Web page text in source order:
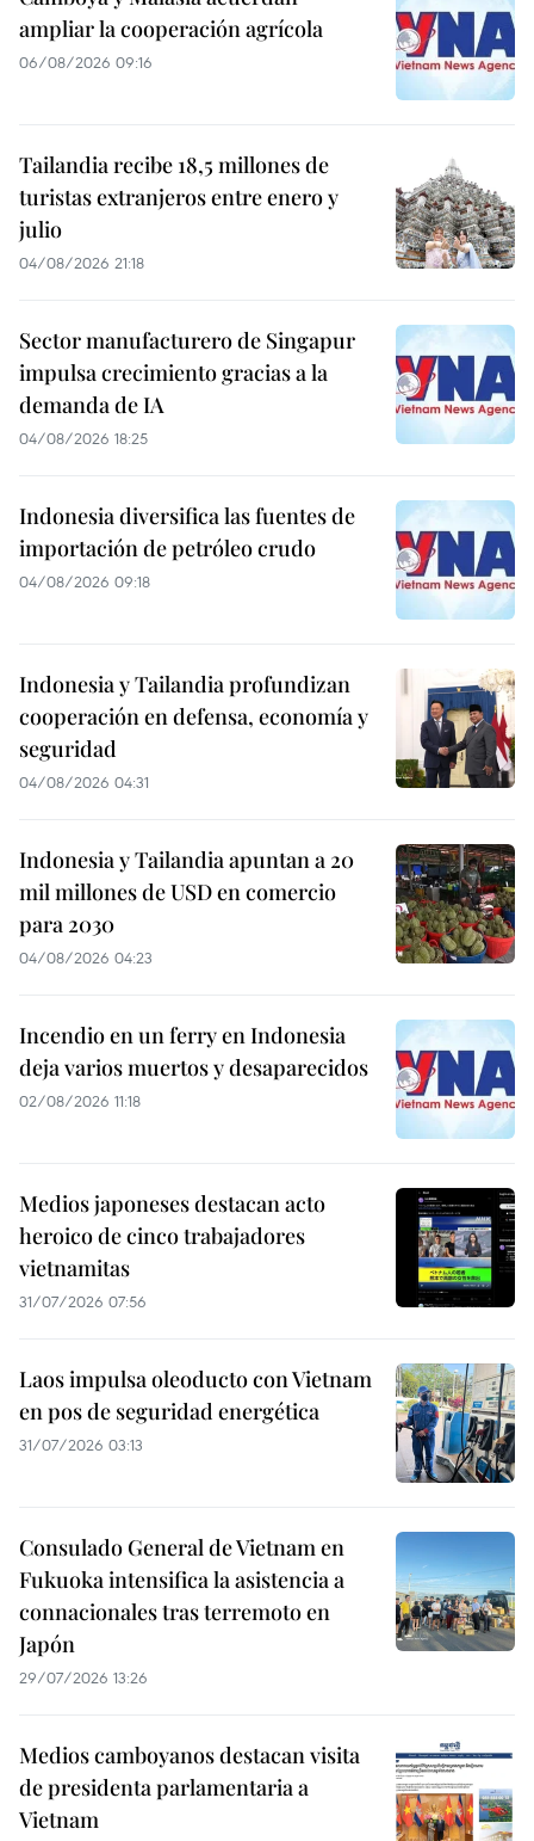
ampliar la cooperación agrícola
06/08/2026 09:16
Tailandia recibe 18,5 millones de
turistas extranjeros entre enero y
julio
04/08/2026 21:18
Sector manufacturero de Singapur
impulsa crecimiento gracias a la
demanda de IA
04/08/2026 18:25
Indonesia diversifica las fuentes de
importación de petróleo crudo
04/08/2026 09:18
Indonesia y Tailandia profundizan
cooperación en defensa, economía y
seguridad
04/08/2026 04:31
Indonesia y Tailandia apuntan a 20
mil millones de USD en comercio
para 2030
04/08/2026 04:23
Incendio en un ferry en Indonesia
deja varios muertos y desaparecidos
02/08/2026 11:18
Medios japoneses destacan acto
heroico de cinco trabajadores
vietnamitas
31/07/2026 07:56
Laos impulsa oleoducto con Vietnam
en pos de seguridad energética
31/07/2026 03:13
Consulado General de Vietnam en
Fukuoka intensifica la asistencia a
connacionales tras terremoto en
Japón
29/07/2026 13:26
Medios camboyanos destacan visita
de presidenta parlamentaria a
Vietnam